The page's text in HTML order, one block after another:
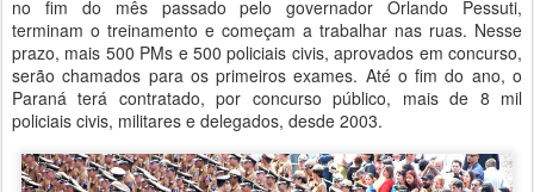
no fim do mês passado pelo governador Orlando Pessuti,
terminam o treinamento e começam a trabalhar nas ruas. Nesse
prazo, mais 500 PMs e 500 policiais civis, aprovados em concurso,
serão chamados para os primeiros exames. Até o fim do ano, o
Paraná terá contratado, por concurso público, mais de 8 mil
policiais civis, militares e delegados, desde 2003.